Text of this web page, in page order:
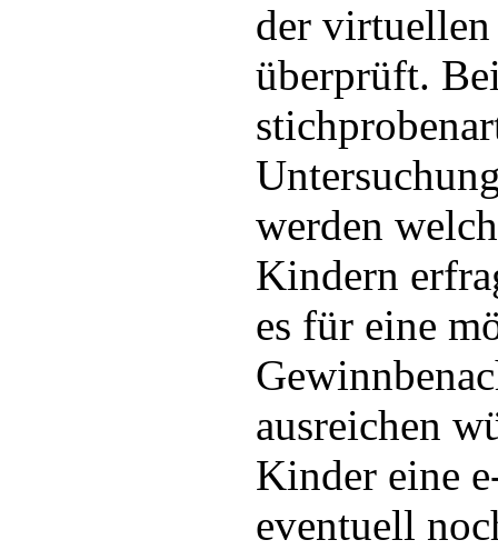
der
überprüft.
werden
Kindern
es für eine
ausreichen
Kinder eine
eventuell